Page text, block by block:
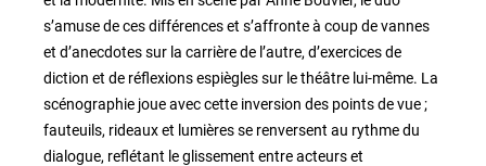
s’amuse de ces différences et s’affronte à coup de vannes
et d’anecdotes sur la carrière de l’autre, d’exercices de
diction et de réflexions espiègles sur le théâtre lui-même. La
scénographie joue avec cette inversion des points de vue ;
fauteuils, rideaux et lumières se renversent au rythme du
dialogue, reflétant le glissement entre acteurs et